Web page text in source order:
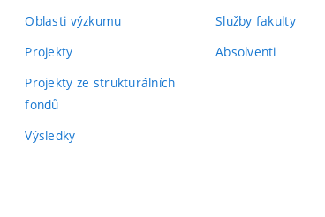
Oblasti výzkumu
Projekty
Projekty ze strukturálních
fondů
Výsledky
Služby fakulty
Absolventi